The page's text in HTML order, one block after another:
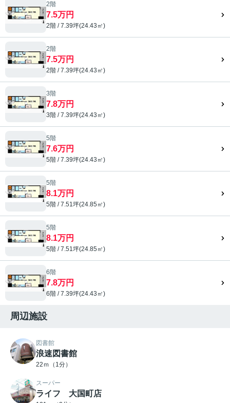
2階
7.5万円
2階 / 7.39坪(24.43㎡)
2階
7.5万円
2階 / 7.39坪(24.43㎡)
3階
7.8万円
3階 / 7.39坪(24.43㎡)
5階
7.6万円
5階 / 7.39坪(24.43㎡)
5階
8.1万円
5階 / 7.51坪(24.85㎡)
5階
8.1万円
5階 / 7.51坪(24.85㎡)
6階
7.8万円
6階 / 7.39坪(24.43㎡)
周辺施設
図書館
浪速図書館
22ｍ（1分）
スーパー
ライフ 大国町店